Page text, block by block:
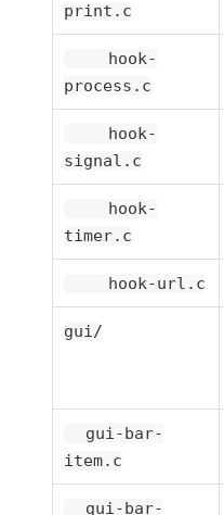
print.c
hook-
process.c
hook-
signal.c
hook-
timer.c
hook-url.c
gui/
gui-bar-
item.c
gui-bar-